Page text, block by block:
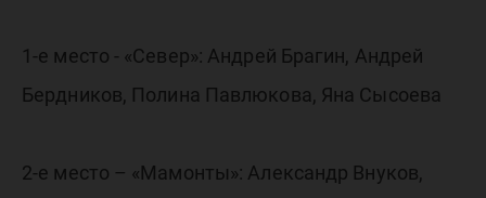
1-е место - «Север»: Андрей Брагин, Андрей
Бердников, Полина Павлюкова, Яна Сысоева
2-е место – «Мамонты»: Александр Внуков,